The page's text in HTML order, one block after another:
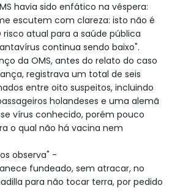
havia sido enfático na véspera:
escutem com clareza: isto não é
risco atual para a saúde pública
continua sendo baixo".
da OMS, antes do relato do caso
registrava um total de seis
entre oito suspeitos, incluindo
holandeses e uma alemã
vírus conhecido, porém pouco
o qual não há vacina nem
observa" -
fundeado, sem atracar, no
para não tocar terra, por pedido